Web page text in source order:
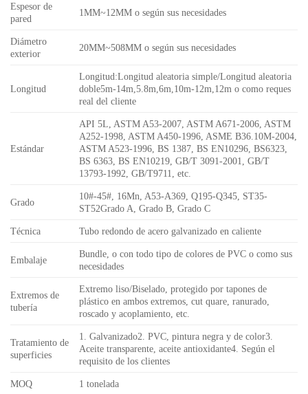
Espesor de
pared
1MM~12MM o según sus necesidades
Diámetro
exterior
20MM~508MM o según sus necesidades
Longitud
Longitud:Longitud aleatoria simple/Longitud aleatoria
doble5m-14m,5.8m,6m,10m-12m,12m o como reques
real del cliente
Estándar
API 5L, ASTM A53-2007, ASTM A671-2006, ASTM
A252-1998, ASTM A450-1996, ASME B36.10M-2004,
ASTM A523-1996, BS 1387, BS EN10296, BS6323,
BS 6363, BS EN10219, GB/T 3091-2001, GB/T
13793-1992, GB/T9711, etc.
Grado
10#-45#, 16Mn, A53-A369, Q195-Q345, ST35-
ST52Grado A, Grado B, Grado C
Técnica Tubo redondo de acero galvanizado en caliente
Embalaje
Bundle, o con todo tipo de colores de PVC o como sus
necesidades
Extremos de
tubería
Extremo liso/Biselado, protegido por tapones de
plástico en ambos extremos, cut quare, ranurado,
roscado y acoplamiento, etc.
Tratamiento de
superficies
1. Galvanizado2. PVC, pintura negra y de color3.
Aceite transparente, aceite antioxidante4. Según el
requisito de los clientes
MOQ 1 tonelada